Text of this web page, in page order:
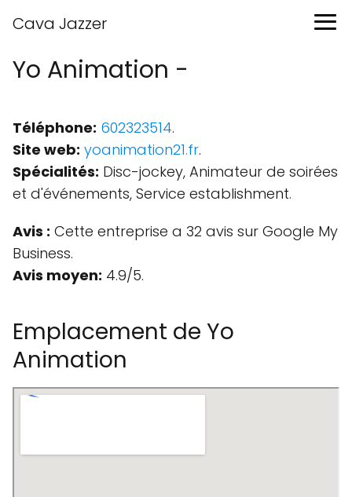
Cava Jazzer
Yo Animation -
Téléphone: 602323514.
Site web: yoanimation21.fr.
Spécialités: Disc-jockey, Animateur de soirées
et d'événements, Service establishment.
Avis : Cette entreprise a 32 avis sur Google My
Business.
Avis moyen: 4.9/5.
Emplacement de Yo
Animation